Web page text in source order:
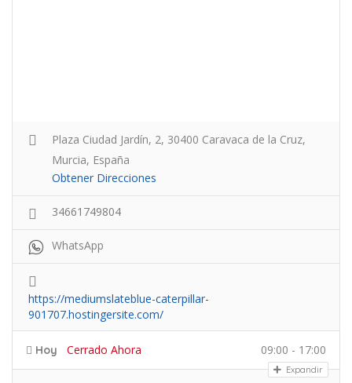
Plaza Ciudad Jardín, 2, 30400 Caravaca de la Cruz,
Murcia, España
Obtener Direcciones
34661749804
WhatsApp
https://mediumslateblue-caterpillar-
901707.hostingersite.com/
Hoy Cerrado Ahora 09:00 - 17:00
Expandir